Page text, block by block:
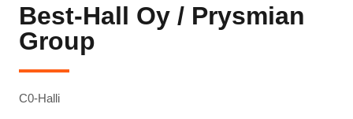
Best-Hall Oy / Prysmian
Group
C0-Halli